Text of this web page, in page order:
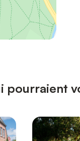
pourraient